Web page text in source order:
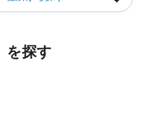
を探す